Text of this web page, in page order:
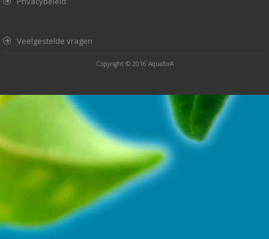
Veelgestelde vragen
Copyright © 2016 AquaforA